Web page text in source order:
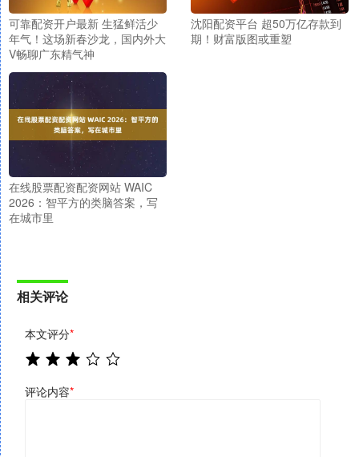
可靠配资开户最新 生猛鲜活少
年气！这场新春沙龙，国内外大
V畅聊广东精气神
沈阳配资平台 超50万亿存款到
期！财富版图或重塑
在线股票配资配资网站 WAIC
2026：智平方的类脑答案，写
在城市里
相关评论
本文评分*
评论内容*